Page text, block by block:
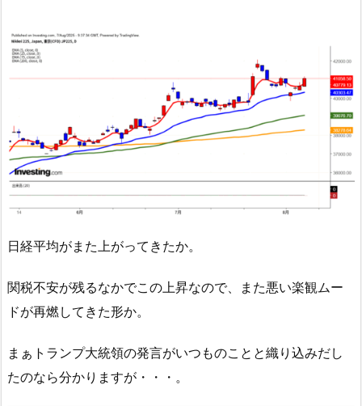
日経平均がまた上がってきたか。
関税不安が残るなかでこの上昇なので、また悪い楽観ムー
ドが再燃してきた形か。
まぁトランプ大統領の発言がいつものことと織り込みだし
たのなら分かりますが・・・。